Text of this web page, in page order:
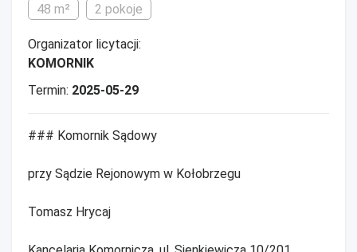
48 m² 2 pokoje
Organizator licytacji:
KOMORNIK
Termin: 2025-05-29
### Komornik Sądowy
przy Sądzie Rejonowym w Kołobrzegu
Tomasz Hrycaj